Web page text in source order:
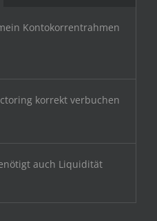
Kontokorrentrahmen
korrekt verbuchen
auch Liquidität